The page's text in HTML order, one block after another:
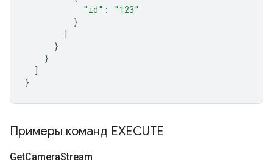
"id" :
"123"
}
]
}
}
]
}
Примеры команд EXECUTE
GetCameraStream